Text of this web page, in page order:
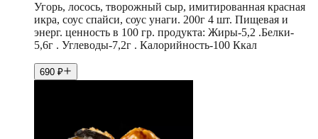
Угорь, лосось, творожный сыр, имитированная красная
икра, соус спайси, соус унаги. 200г 4 шт. Пищевая и
энерг. ценность в 100 гр. продукта: Жиры-5,2 .Белки-
5,6г . Углеводы-7,2г . Калорийность-100 Ккал
690 ₽